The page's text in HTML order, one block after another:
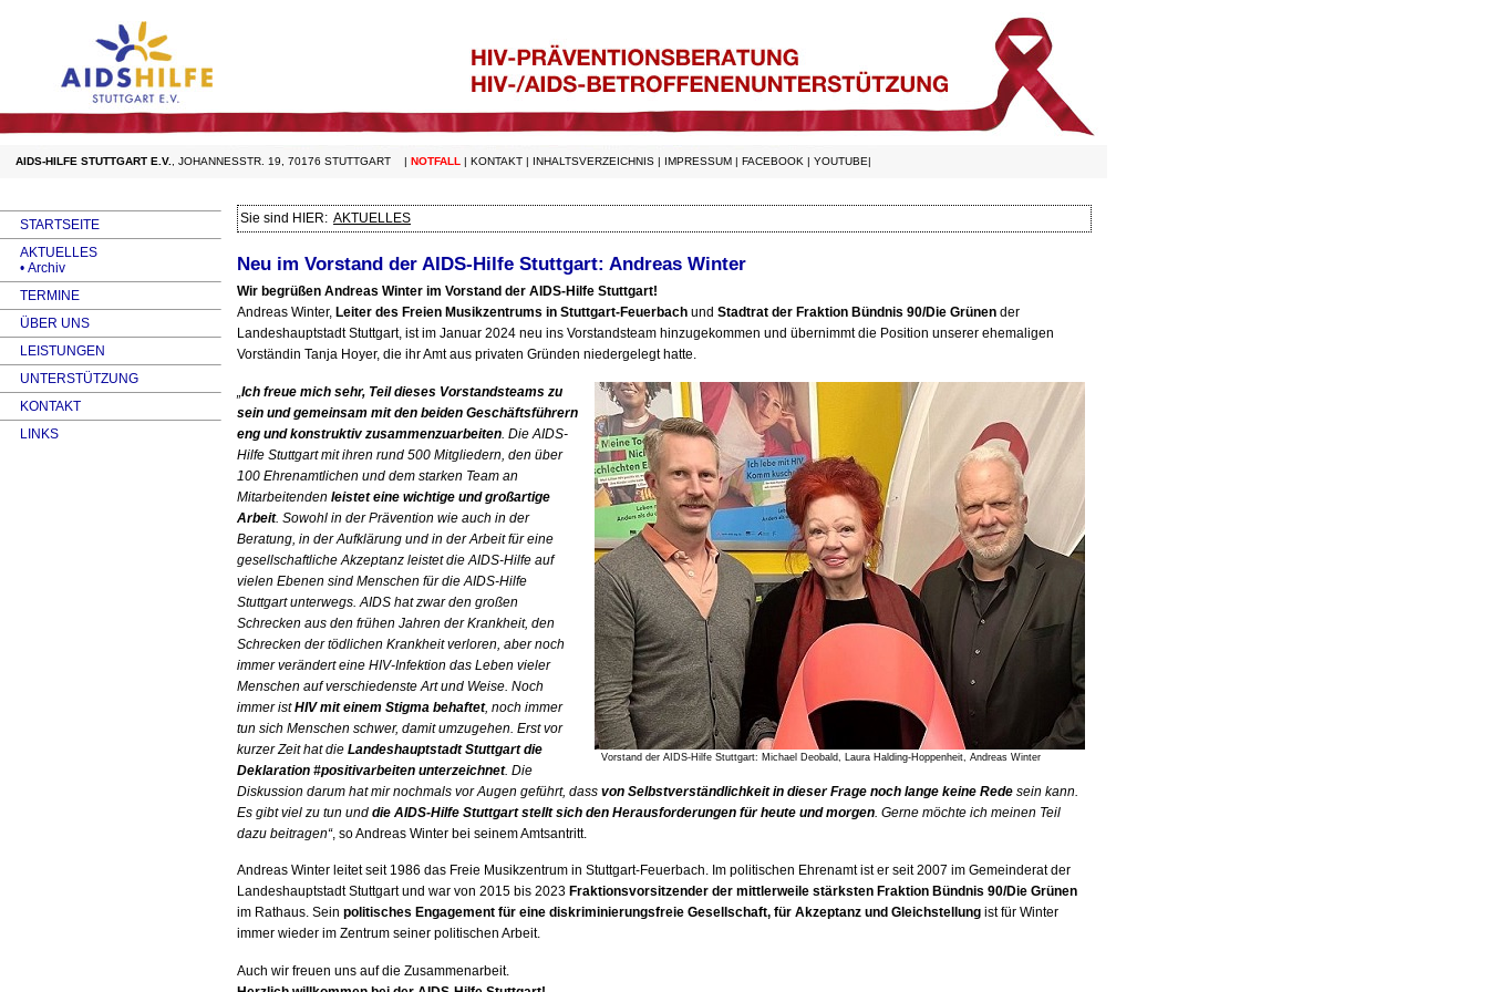
AIDS-HILFE STUTTGART E.V. JOHANNESSTR. 19, 70176 STUTTGART | NOTFALL | KONTAKT | INHALTSVERZEICHNIS | IMPRESSUM | FACEBOOK | YOUTUBE|
STARTSEITE
AKTUELLES
• Archiv
TERMINE
ÜBER UNS
LEISTUNGEN
UNTERSTÜTZUNG
KONTAKT
LINKS
Sie sind HIER: AKTUELLES
Neu im Vorstand der AIDS-Hilfe Stuttgart: Andreas Winter
Wir begrüßen Andreas Winter im Vorstand der AIDS-Hilfe Stuttgart!
Andreas Winter, Leiter des Freien Musikzentrums in Stuttgart-Feuerbach und Stadtrat der Fraktion Bündnis 90/Die Grünen der
Landeshauptstadt Stuttgart, ist im Januar 2024 neu ins Vorstandsteam hinzugekommen und übernimmt die Position unserer ehemaligen
Vorständin Tanja Hoyer, die ihr Amt aus privaten Gründen niedergelegt hatte.
Vorstand der AIDS-Hilfe Stuttgart: Michael Deobald, Laura Halding-Hoppenheit, Andreas Winter
Ich freue mich sehr, Teil dieses Vorstandsteams zu
sein und gemeinsam mit den beiden Geschäftsführern
eng und konstruktiv zusammenzuarbeiten . Die AIDS-
Hilfe Stuttgart mit ihren rund 500 Mitgliedern, den über
100 Ehrenamtlichen und dem starken Team an
Mitarbeitenden leistet eine wichtige und großartige
Arbeit. Sowohl in der Prävention wie auch in der
Beratung, in der Aufklärung und in der Arbeit für eine
gesellschaftliche Akzeptanz leistet die AIDS-Hilfe auf
vielen Ebenen sind Menschen für die AIDS-Hilfe
Stuttgart unterwegs. AIDS hat zwar den großen
Schrecken aus den frühen Jahren der Krankheit, den
Schrecken der tödlichen Krankheit verloren, aber noch
immer verändert eine HIV-Infektion das Leben vieler
Menschen auf verschiedenste Art und Weise. Noch
immer istHIVmit einem Stigma behaftet, noch immer
tun sich Menschen schwer, damit umzugehen. Erst vor
kurzer Zeit hat die Landeshauptstadt Stuttgart die
Deklaration #positivarbeiten unterzeichnet. Die
Diskussion darum hat mir nochmals vor Augen geführt, dass von Selbstverständlichkeit in dieser Frage noch lange keine Rede sein kann.
Es gibt viel zu tun und die AIDS-Hilfe Stuttgart stellt sich den Herausforderungen für heute und morgen . Gerne möchte ich meinen Teil
dazu beitragen“, so Andreas Winter bei seinem Amtsantritt.
Andreas Winter leitet seit 1986 das Freie Musikzentrum in Stuttgart-Feuerbach. Im politischen Ehrenamt ist er seit 2007 im Gemeinderat der
Landeshauptstadt Stuttgart und war von 2015 bis 2023 Fraktionsvorsitzender der mittlerweile stärksten Fraktion Bündnis 90/Die Grünen
im Rathaus. Sein politisches Engagement für eine diskriminierungsfreie Gesellschaft, für Akzeptanz und Gleichstellung ist für Winter
immer wieder im Zentrum seiner politischen Arbeit.
Auch wir freuen uns auf die Zusammenarbeit.